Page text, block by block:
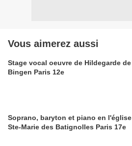
Vous aimerez aussi
Stage vocal oeuvre de Hildegarde de
Bingen Paris 12e
Soprano, baryton et piano en l'église
Ste-Marie des Batignolles Paris 17e